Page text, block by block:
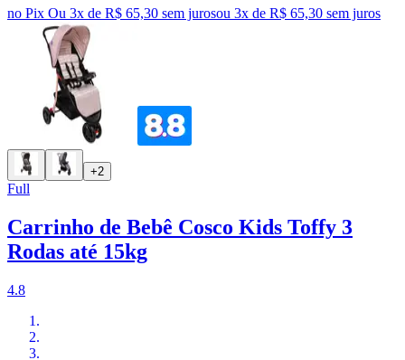
no Pix Ou 3x de R$ 65,30 sem jurosou 3x de R$ 65,30 sem juros
+2
Full
Carrinho de Bebê Cosco Kids Toffy 3
Rodas até 15kg
4.8